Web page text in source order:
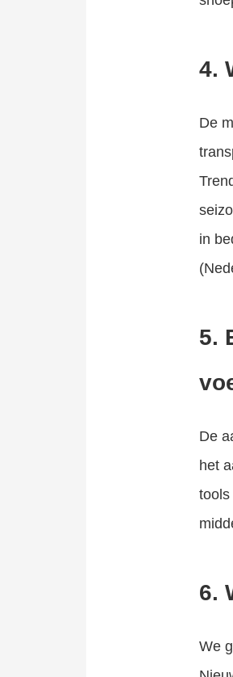
4.
De
in
5.
De
het
tools
6.
We